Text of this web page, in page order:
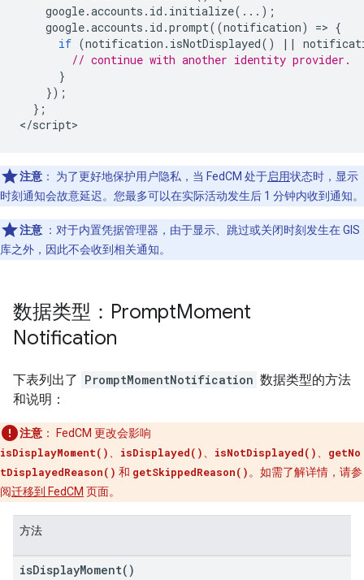
google.accounts . id . initialize(...);
google.accounts . id .prompt((notification) => {
if (notification . isNotDisplayed() ||
// continue with another identity provider.
}
});
};
</script
注意 ： 为了更好地保护用户隐私，当 FedCM 处于启用状态时，显示
时刻通知会故意延迟。您最多可以在实际活动发生后 1 分钟内收到通知。
注意 ：对于内置凭据管理器，由于显示、跳过或关闭时刻发生在 GIS
库之外，因此不会收到相关通知。
数据类型：PromptMoment
Notification
下表列出了 PromptMomentNotification 数据类型的方法
和说明：
注意 ：
FedCM 更改会影响
isDisplayMoment()
isDisplayed() isNotDisplayed()
getNo
tDisplayedReason() 和 getSkippedReason() 。如需了解详情，请参
阅迁移到 FedCM 页面。
方法
isDisplayMoment( )